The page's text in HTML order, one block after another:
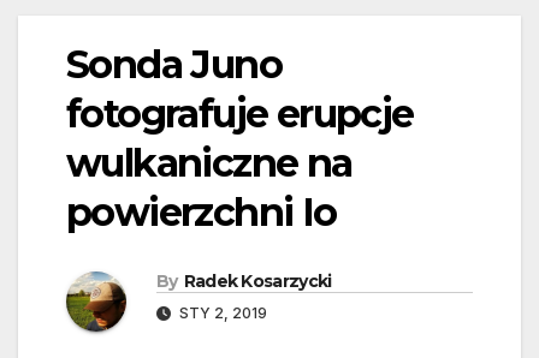
Sonda Juno
fotografuje erupcje
wulkaniczne na
powierzchni Io
By Radek Kosarzycki
STY 2, 2019